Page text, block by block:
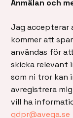
Anmälan och
Jag accepterar
kommer att
användas för
skicka relevant
som ni tror kan
avregistrera
vill ha
gdpr@avega.se